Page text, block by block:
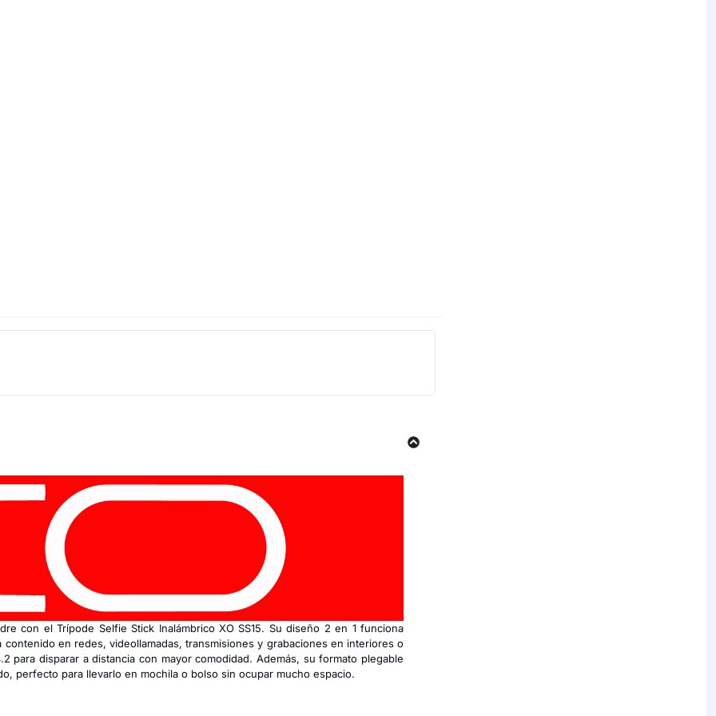
con el Trípode Selfie Stick Inalámbrico XO SS15. Su diseño 2 en 1 funciona
en redes, videollamadas, transmisiones y grabaciones en interiores o
para disparar a distancia con mayor comodidad. Además, su formato plegable
perfecto para llevarlo en mochila o bolso sin ocupar mucho espacio.